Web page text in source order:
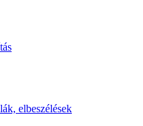
elbeszélések